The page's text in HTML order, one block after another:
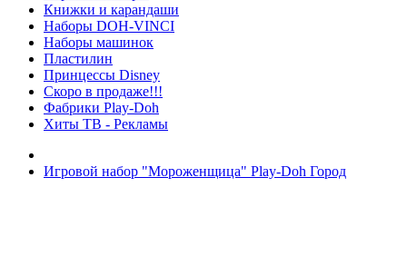
Книжки и карандаши
Наборы DOH-VINCI
Наборы машинок
Пластилин
Принцессы Disney
Скоро в продаже!!!
Фабрики Play-Doh
Хиты ТВ - Рекламы
Игровой набор "Мороженщица" Play-Doh Город